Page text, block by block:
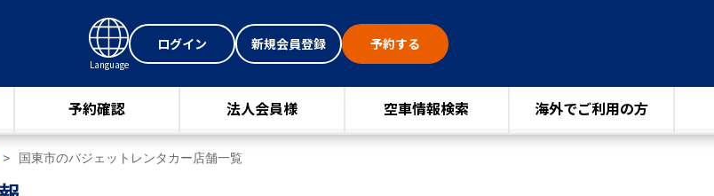
Language
ログイン 新規会員登録 予約する
予約確認 法人会員様 空車情報検索 海外でご利用の方
国東市のバジェットレンタカー店舗一覧